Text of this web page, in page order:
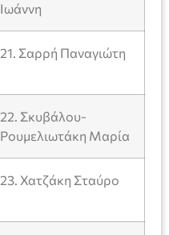
Ιωάννη
21. Σαρρή Παναγιώτη
22. Σκυβάλου-
Ρουμελιωτάκη Μαρία
23. Χατζάκη Σταύρο